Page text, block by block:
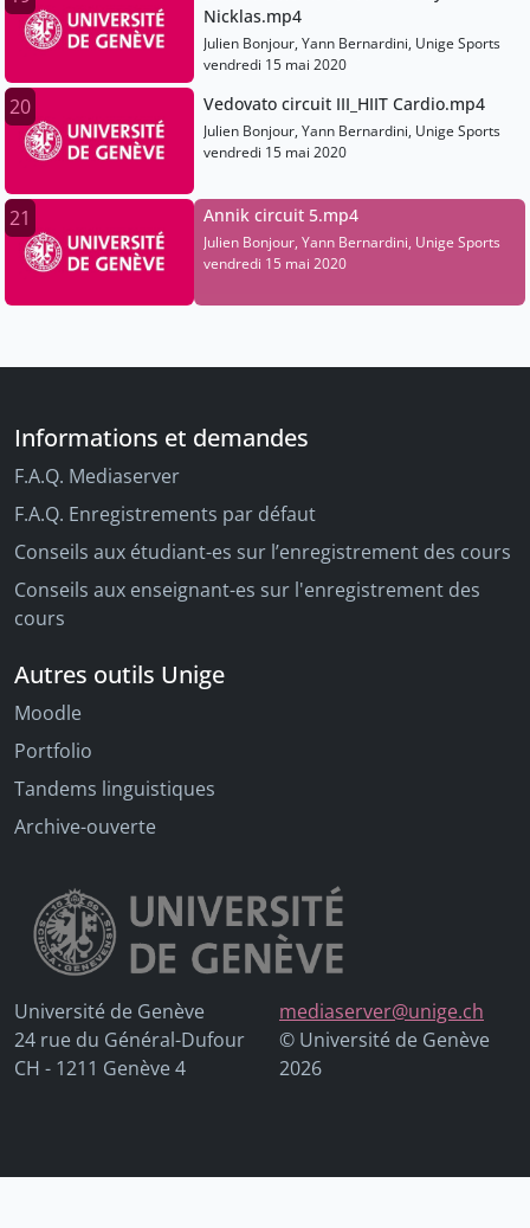
Nicklas.mp4
Julien Bonjour, Yann Bernardini, Unige Sports
vendredi 15 mai 2020
20 Vedovato circuit III_HIIT Cardio.mp4
Julien Bonjour, Yann Bernardini, Unige Sports
vendredi 15 mai 2020
21 Annik circuit 5.mp4
Julien Bonjour, Yann Bernardini, Unige Sports
vendredi 15 mai 2020
Informations et demandes
F.A.Q. Mediaserver
F.A.Q. Enregistrements par défaut
Conseils aux étudiant-es sur l’enregistrement des cours
Conseils aux enseignant-es sur l'enregistrement des
cours
Autres outils Unige
Moodle
Portfolio
Tandems linguistiques
Archive-ouverte
Université de Genève
24 rue du Général-Dufour
CH - 1211 Genève 4
mediaserver@unige.ch
© Université de Genève
2026